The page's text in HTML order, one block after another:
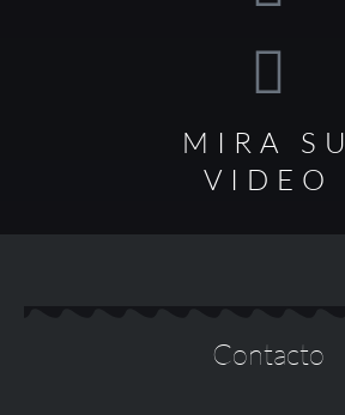
MIRA SU
VIDEO
Contacto